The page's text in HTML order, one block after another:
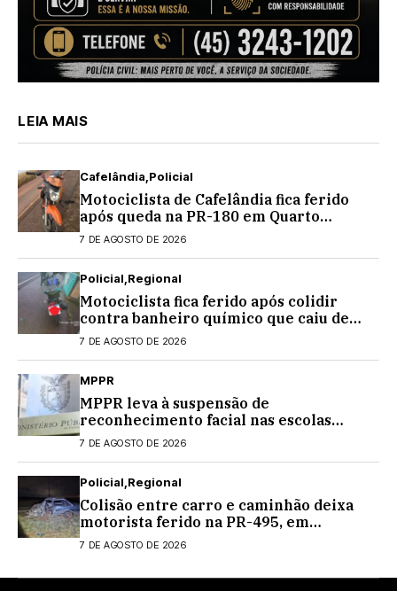
LEIA MAIS
Cafelândia Policial
Motociclista de Cafelândia fica ferido
após queda na PR-180 em Quarto
Centenário
7 DE AGOSTO DE 2026
Policial Regional
Motociclista fica ferido após colidir
contra banheiro químico que caiu de
caminhão na PRC-467, em Cascavel
7 DE AGOSTO DE 2026
MPPR
MPPR leva à suspensão de
reconhecimento facial nas escolas
estaduais
7 DE AGOSTO DE 2026
Policial Regional
Colisão entre carro e caminhão deixa
motorista ferido na PR-495, em
Medianeira
7 DE AGOSTO DE 2026